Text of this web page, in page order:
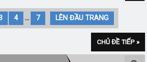
4 ... 7 LÊN ĐẦU TRANG
CHỦ ĐỀ TIẾP »